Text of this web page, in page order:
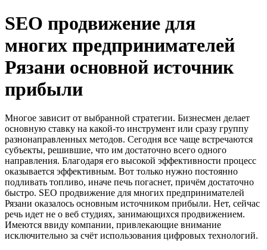
SEO продвижение для
многих предпринимателей
Рязани основной источник
прибыли
Многое зависит от выбранной стратегии. Бизнесмен делает
основную ставку на какой-то инструмент или сразу группу
разнонаправленных методов. Сегодня все чаще встречаются
субъекты, решившие, что им достаточно всего одного
направления. Благодаря его высокой эффективности процесс
оказывается эффективным. Вот только нужно постоянно
подливать топливо, иначе печь погаснет, причём достаточно
быстро. SEO продвижение для многих предпринимателей
Рязани оказалось основным источником прибыли. Нет, сейчас
речь идет не о веб студиях, занимающихся продвижением.
Имеются ввиду компании, привлекающие внимание
исключительно за счёт использования цифровых технологий.